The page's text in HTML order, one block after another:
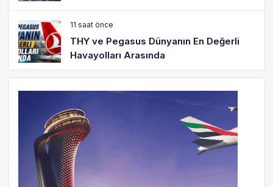
11 saat önce
THY ve Pegasus Dünyanın En Değerli
Havayolları Arasında
Fly Baghdad ABD yaptırım listesinden
çıkarıldı
13 saat önce
Elektrikli uçaklar Avrupa’da kısa rotalara
hazırlanıyor